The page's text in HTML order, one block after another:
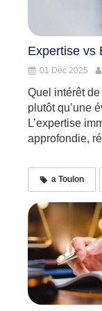
Expertise vs
01 Déc 2025
Quel intérêt
plutôt qu’une
L’expertise
approfondie,
a Toulon